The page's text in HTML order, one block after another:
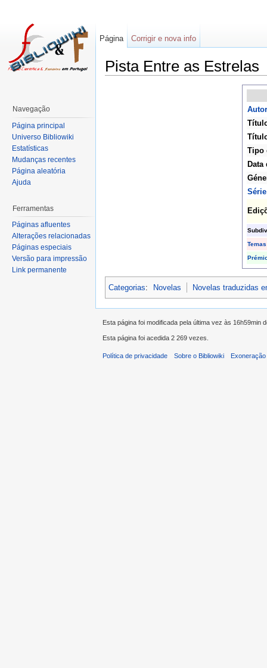
Pista Entre as Estrelas
Tipo
Série
Temas
Categorias: Novelas Novelas traduzidas
Página Corrigir e nova info
Navegação
Página principal
Universo Bibliowiki
Estatísticas
Mudanças recentes
Página aleatória
Ajuda
Ferramentas
Páginas afluentes
Alterações relacionadas
Páginas especiais
Versão para impressão
Link permanente
Esta página foi modificada pela última vez às 16h59min
Esta página foi acedida 2 269 vezes.
Política de privacidade Sobre o Bibliowiki